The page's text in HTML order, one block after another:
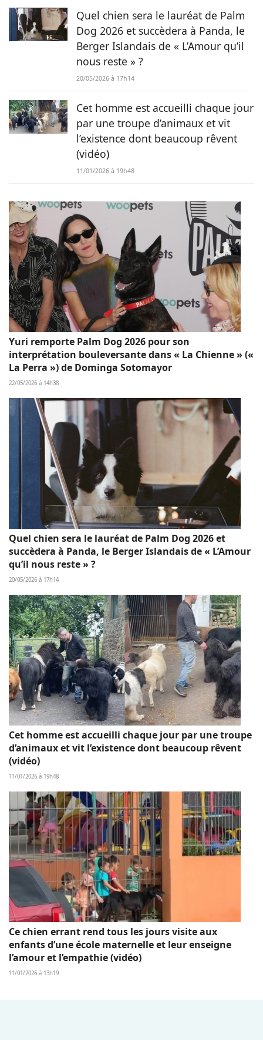
Quel chien sera le lauréat de Palm
Dog 2026 et succèdera à Panda, le
Berger Islandais de « L’Amour qu’il
nous reste » ?
20/05/2026 à 17h14
Cet homme est accueilli chaque jour
par une troupe d’animaux et vit
l’existence dont beaucoup rêvent
(vidéo)
11/01/2026 à 19h48
Yuri remporte Palm Dog 2026 pour son
interprétation bouleversante dans « La Chienne » («
La Perra ») de Dominga Sotomayor
22/05/2026 à 14h38
Quel chien sera le lauréat de Palm Dog 2026 et
succèdera à Panda, le Berger Islandais de « L’Amour
qu’il nous reste » ?
20/05/2026 à 17h14
Cet homme est accueilli chaque jour par une troupe
d’animaux et vit l’existence dont beaucoup rêvent
(vidéo)
11/01/2026 à 19h48
Ce chien errant rend tous les jours visite aux
enfants d’une école maternelle et leur enseigne
l’amour et l’empathie (vidéo)
11/01/2026 à 13h19